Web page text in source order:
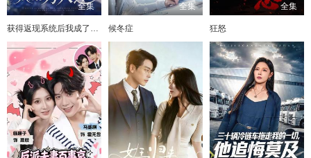
全集
获得返现系统后我成了万人迷
全集
候冬症
全集
狂怒